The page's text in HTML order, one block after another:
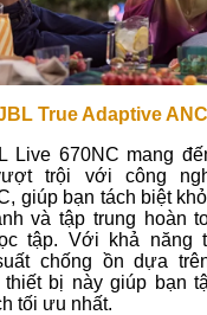
True Adaptive ANC
Live 670NC mang
trội với công
giúp bạn tách biệt
và tập trung hoàn
tập. Với khả năng
chống ồn dựa
thiết bị này giúp bạn
tối ưu nhất.